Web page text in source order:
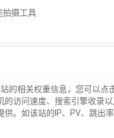
拍摄工具
的相关权重信息，您可以点
访问速度、搜索引擎收录
。如该站的IP、PV、跳出率